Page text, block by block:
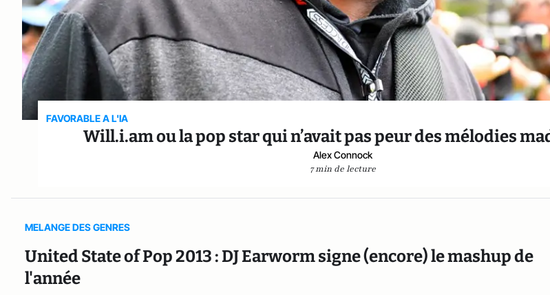
FAVORABLE A L'IA
Will.i.am ou la pop star qui n’avait pas peur des mélodies
Alex Connock
7 min de lecture
MELANGE DES GENRES
United State of Pop 2013 : DJ Earworm signe (encore) le mashup de
l'année